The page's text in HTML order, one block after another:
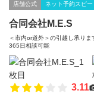
店舗公式 ネット予約スピ
合同会社M.E.S
＜市内or道外＞の引越し承り
365日相談可能
3.11